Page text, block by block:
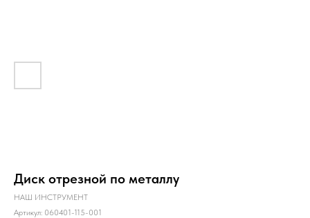
Диск отрезной по металлу
НАШ ИНСТРУМЕНТ
Артикул: 060401-115-001